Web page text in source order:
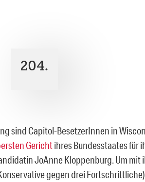
204.
sind Capitol-BesetzerInnen in
Gerichtihres Bundesstaates für
JoAnne Kloppenburg. Um mit
gegen drei Fortschrittliche)